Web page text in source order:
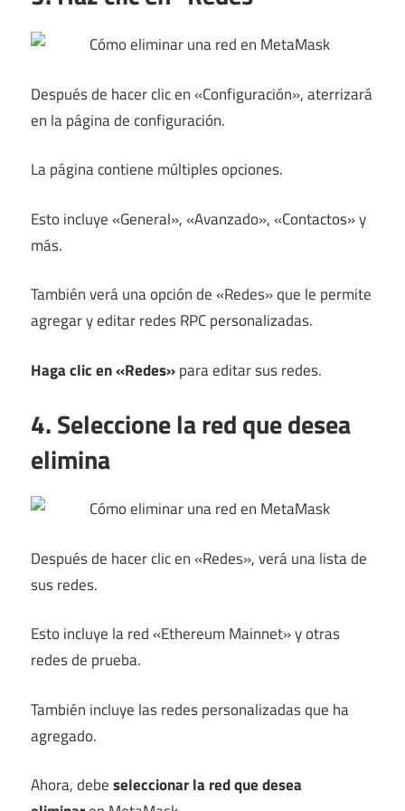
Después de hacer clic en «Configuración», aterrizará
en la página de configuración.
La página contiene múltiples opciones.
Esto incluye «General», «Avanzado», «Contactos» y
más.
También verá una opción de «Redes» que le permite
agregar y editar redes RPC personalizadas.
Haga clic en «Redes»para editar sus redes.
4. Seleccione la red que desea
elimina
Después de hacer clic en «Redes», verá una lista de
sus redes.
Esto incluye la red «Ethereum Mainnet» y otras
redes de prueba.
También incluye las redes personalizadas que ha
agregado.
Ahora, debeseleccionar la red que desea